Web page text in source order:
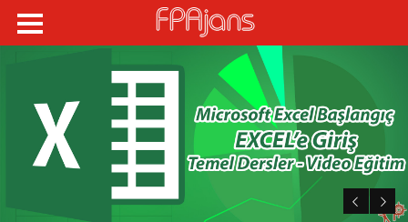
Fikir Proje Ajans
Kurumsal
Hizmetlerimiz
Referanslarımız
Online Araçlar